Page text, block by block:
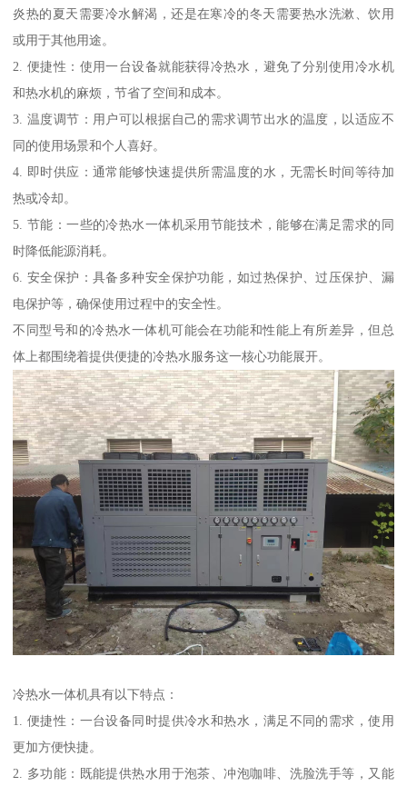
炎热的夏天需要冷水解渴，还是在寒冷的冬天需要热水洗漱、饮用
或用于其他用途。
2. 便捷性：使用一台设备就能获得冷热水，避免了分别使用冷水机
和热水机的麻烦，节省了空间和成本。
3. 温度调节：用户可以根据自己的需求调节出水的温度，以适应不
同的使用场景和个人喜好。
4. 即时供应：通常能够快速提供所需温度的水，无需长时间等待加
热或冷却。
5. 节能：一些的冷热水一体机采用节能技术，能够在满足需求的同
时降低能源消耗。
6. 安全保护：具备多种安全保护功能，如过热保护、过压保护、漏
电保护等，确保使用过程中的安全性。
不同型号和的冷热水一体机可能会在功能和性能上有所差异，但总
体上都围绕着提供便捷的冷热水服务这一核心功能展开。
冷热水一体机具有以下特点：
1. 便捷性：一台设备同时提供冷水和热水，满足不同的需求，使用
更加方便快捷。
2. 多功能：既能提供热水用于泡茶、冲泡咖啡、洗脸洗手等，又能